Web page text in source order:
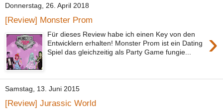
Donnerstag, 26. April 2018
[Review] Monster Prom
›
Für dieses Review habe ich einen Key von den
Entwicklern erhalten! Monster Prom ist ein Dating
Spiel das gleichzeitig als Party Game fungie...
Samstag, 13. Juni 2015
[Review] Jurassic World